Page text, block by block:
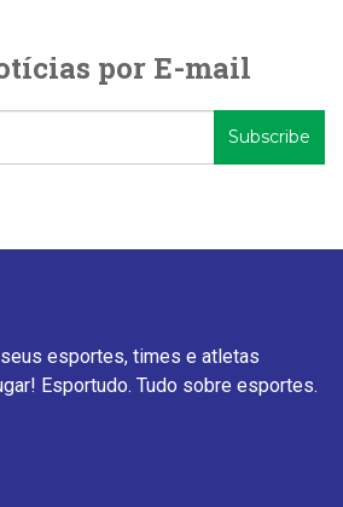
por E-mail
esportes, times e atletas
Esportudo. Tudo sobre esportes.